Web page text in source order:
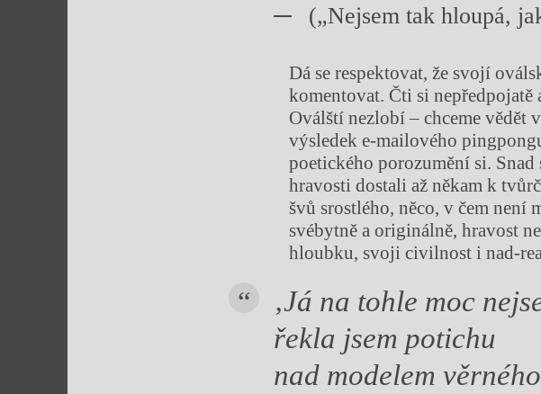
(„Nejsem tak hloupá,
Dá se respektovat, že svojí
komentovat. Čti si nepředpojatě
Oválští nezlobí – chceme vědět
výsledek e-mailového
poetického porozumění si. Snad
hravosti dostali až někam k
švů srostlého, něco, v čem není
svébytně a originálně, hravost
hloubku, svoji civilnost i nad-
‚Já na tohle moc
řekla jsem potichu
nad modelem